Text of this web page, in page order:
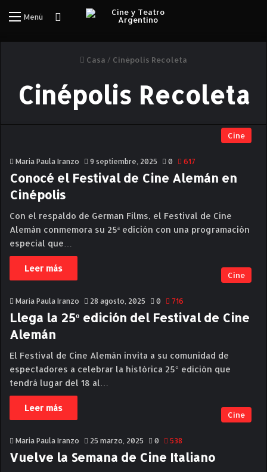
Menú Iniciar Sesión
Casa / Cinépolis Recoleta
Cinépolis Recoleta
Cine
Maria Paula Iranzo 9 septiembre, 2025 0 617
Conocé el Festival de Cine Alemán en
Cinépolis
Con el respaldo de German Films, el Festival de Cine
Alemán conmemora su 25ª edición con una programación
especial que…
Leer más
Cine
Maria Paula Iranzo 28 agosto, 2025 0 716
Llega la 25º edición del Festival de Cine
Alemán
El Festival de Cine Alemán invita a su comunidad de
espectadores a celebrar la histórica 25° edición que
tendrá lugar del 18 al…
Leer más
Cine
Maria Paula Iranzo 25 marzo, 2025 0 538
Vuelve la Semana de Cine Italiano